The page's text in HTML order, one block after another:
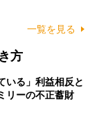
一覧を見る
方
いる」利益相反と
リーの不正蓄財